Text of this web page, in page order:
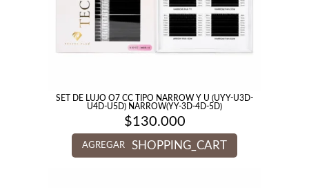
SET DE LUJO O7 CC TIPO NARROW Y U (UYY-U3D-
U4D-U5D) NARROW(YY-3D-4D-5D)
$130.000
AGREGAR SHOPPING_CART